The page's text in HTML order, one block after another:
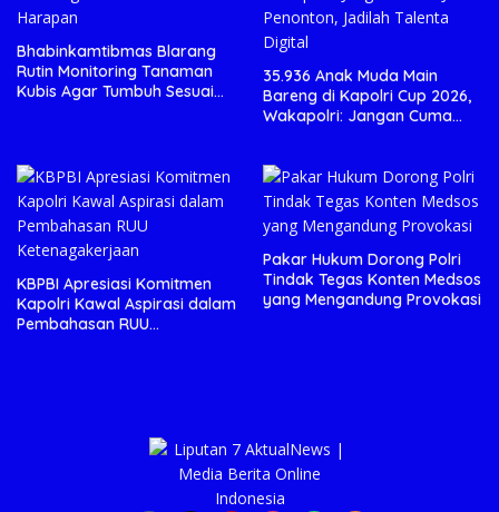
Bhabinkamtibmas Blarang
Rutin Monitoring Tanaman
Kubis Agar Tumbuh Sesuai
35.936 Anak Muda Main
Bareng di Kapolri Cup 2026,
Wakapolri: Jangan Cuma
KBPBI Apresiasi Komitmen
Kapolri Kawal Aspirasi dalam
Pembahasan RUU
Pakar Hukum Dorong Polri
Tindak Tegas Konten Medsos
yang Mengandung Provokasi